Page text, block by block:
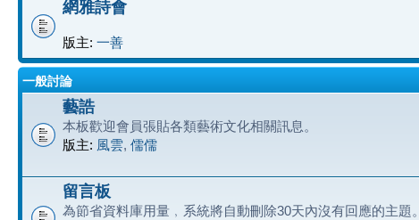
網雅詩會
版主: 一善
一般討論
藝誥
本板歡迎會員張貼各類藝術文化相關訊息。
版主: 風雲, 儒儒
留言板
為節省資料庫用量﹐系統將自動刪除30天內沒有回應的主題。